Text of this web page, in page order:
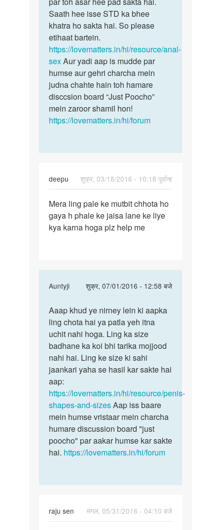
ek.
Ladake
sat
sex
kartahu
by
vijay
isse
aapke
future
Saath hee isse STD ka bhee
khatra ho sakta hai. So please
etihaat bartein.
https://lovematters.in/hi/resource/anal-
sexAur yadi aap is mudde par
humse aur gehri charcha mein
judna chahte hain toh hamare
disccsion board “Just Poocho”
mein zaroor shamil hon!
https://lovematters.in/hi/forum
deepu
शुक्र, 03/18/2016 - 10:18 पूर्वान्ह
Mera
ling
pale
Mera ling pale ke mutbit chhota ho
gaya h phale ke jaisa lane ke liye
kya karna hoga plz help me
Auntyji
शुक्र, 07/01/2016 - 12:58 बजे
In
to
Mera
ling
pale
ke
mutbit
deepu
Aaap
khud
ye
nirney
lein
ki
Aaap khud ye nirney lein ki aapka
ling chota hai ya patla yeh itna
uchit nahi hoga. Ling ka size
badhane ka koi bhi tarika mojjood
nahi hai. Ling ke size ki sahi
jaankari yaha se hasil kar sakte hai
aap:
https://lovematters.in/hi/resource/penis-
shapes-and-sizesAap iss baare
mein humse vristaar mein charcha
humare discussion board "just
poocho" par aakar humse kar sakte
hai. https://lovematters.in/hi/forum
raju sen
मंगल, 05/31/2016 - 04:10 बजे